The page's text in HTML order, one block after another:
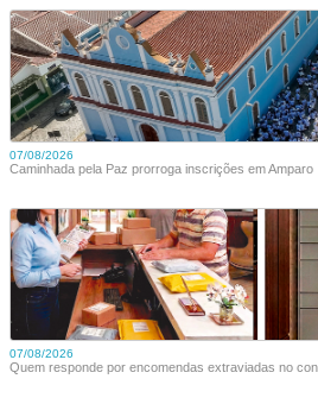
07/08/2026
Caminhada pela Paz prorroga inscrições em Amparo
07/08/2026
Quem responde por encomendas extraviadas no